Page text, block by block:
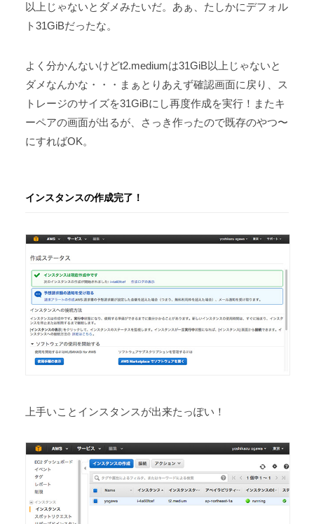
以上じゃないとダメみたいだ。あぁ、たしかにデフォル
ト31GiBだったな。
よく分かんないけどt2.mediumは31GiB以上じゃないと
ダメなんかな・・・まぁとりあえず確認画面に戻り、ス
トレージのサイズを31GiBにし再度作成を実行！またキ
ーペアの画面が出るが、さっき作ったので既存のやつ〜
にすればOK。
インスタンスの作成完了！
上手いことインスタンスが出来たっぽい！